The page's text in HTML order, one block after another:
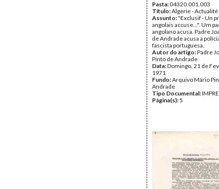
Pasta:04320.001.003
Título:Algerie - Actualité
Assunto:"Exclusif - Un
angolais accuse...". Um
angolano acusa. Padre
de Andrade acusa a
fascista portuguesa.
Autor do artigo:Padre
Pinto de Andrade
Data:Domingo, 21 de
1971
Fundo:Arquivo Mário
Andrade
Tipo Documental:
Página(s):5